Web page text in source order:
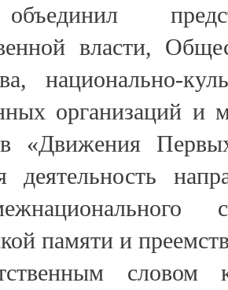
власти,
национально-
организаций и
«Движения
памяти и
словом